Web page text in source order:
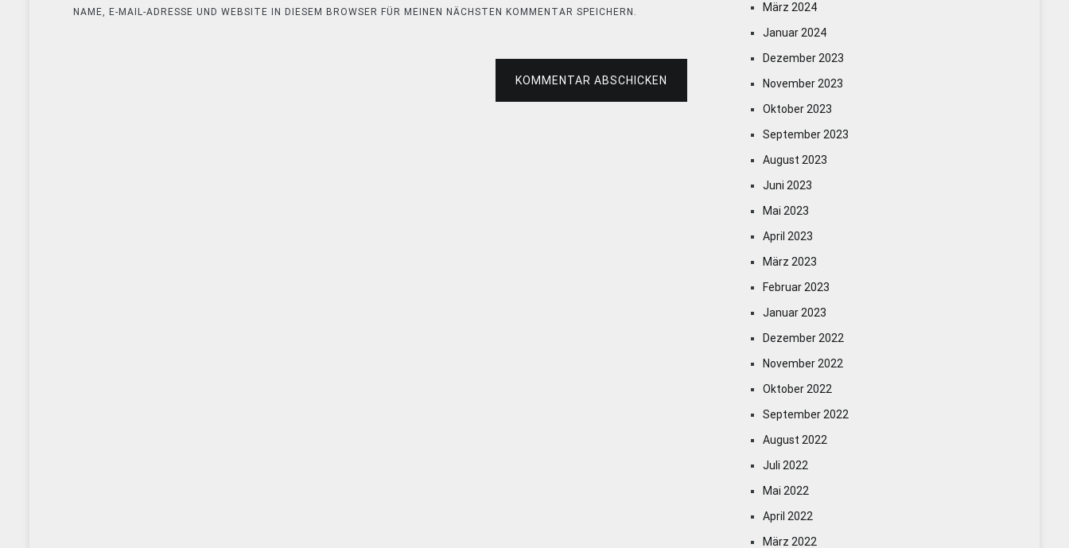
NAME, E-MAIL-ADRESSE UND WEBSITE IN DIESEM BROWSER FÜR MEINEN NÄCHSTEN KOMMENTAR SPEICHERN.
KOMMENTAR ABSCHICKEN
März 2024
Januar 2024
Dezember 2023
November 2023
Oktober 2023
September 2023
August 2023
Juni 2023
Mai 2023
April 2023
März 2023
Februar 2023
Januar 2023
Dezember 2022
November 2022
Oktober 2022
September 2022
August 2022
Juli 2022
Mai 2022
April 2022
März 2022